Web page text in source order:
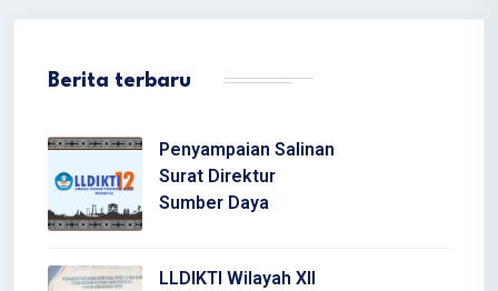
Berita terbaru
Penyampaian Salinan
Surat Direktur
Sumber Daya
LLDIKTI Wilayah XII